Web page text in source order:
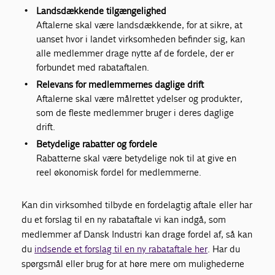
Landsdækkende tilgængelighed
Aftalerne skal være landsdækkende, for at sikre, at
uanset hvor i landet virksomheden befinder sig, kan
alle medlemmer drage nytte af de fordele, der er
forbundet med rabataftalen.
Relevans for medlemmernes daglige drift
Aftalerne skal være målrettet ydelser og produkter,
som de fleste medlemmer bruger i deres daglige
drift.
Betydelige rabatter og fordele
Rabatterne skal være betydelige nok til at give en
reel økonomisk fordel for medlemmerne.
Kan din virksomhed tilbyde en fordelagtig aftale eller har
du et forslag til en ny rabataftale vi kan indgå, som
medlemmer af Dansk Industri kan drage fordel af, så kan
du indsende et forslag til en ny rabataftale her. Har du
spørgsmål eller brug for at høre mere om mulighederne